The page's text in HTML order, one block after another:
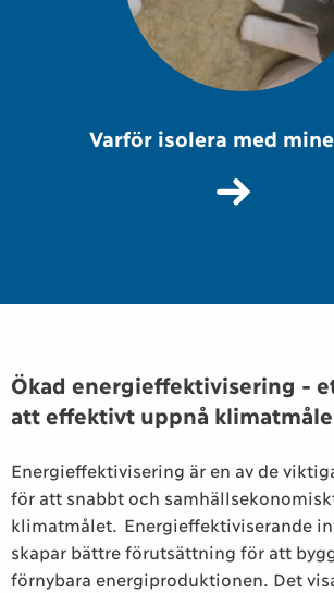
Varför isolera med
Ökad energieffektivisering -
att effektivt uppnå
Energieffektivisering är en av de
för att snabbt och
klimatmålet. Energieffektiviserande
skapar bättre förutsättning för att
förnybara energiproduktionen. Det